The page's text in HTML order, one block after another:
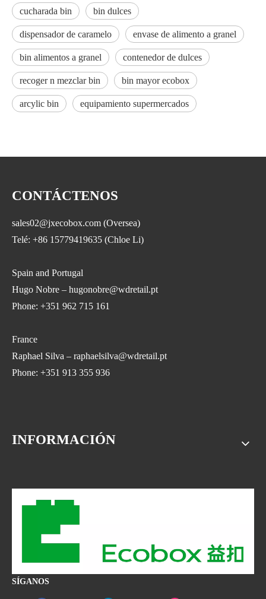
cucharada bin bin dulces
dispensador de caramelo envase de alimento a granel
bin alimentos a granel contenedor de dulces
recoger n mezclar bin bin mayor ecobox
arcylic bin equipamiento supermercados
CONTÁCTENOS
sales02@jxecobox.com (Oversea)
Telé: +86 15779419635 (Chloe Li)
Spain and Portugal
Hugo Nobre – hugonobre@wdretail.pt
Phone: +351 962 715 161
France
Raphael Silva – raphaelsilva@wdretail.pt
Phone: +351 913 355 936
INFORMACIÓN
SÍGANOS